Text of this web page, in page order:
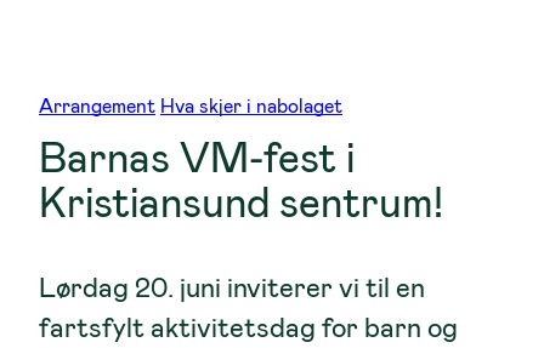
Arrangement Hva skjer i nabolaget
Barnas VM-fest i
Kristiansund sentrum!
Lørdag 20. juni inviterer vi til en
fartsfylt aktivitetsdag for barn og